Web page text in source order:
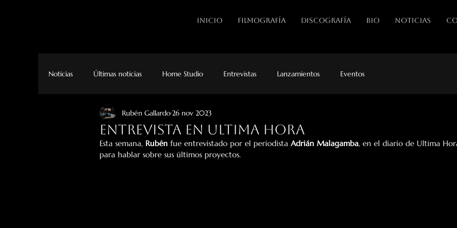
INICIO FILMOGRAFÍA DISCOGRAFÍA BIO NOTICIAS
Noticias Últimas noticias Home Studio Entrevistas Lanzamientos Eventos
Entrevista en Ultima Hora
Rubén Gallardo26 nov 2023
Esta semana, Rubén fue entrevistado por el periodista Adrián Malagamba, en el diario de Ultima
para hablar sobre sus últimos proyectos.